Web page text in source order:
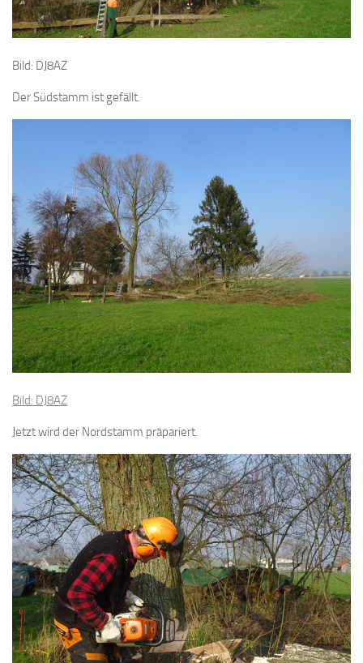
Bild: DJ8AZ
Der Südstamm ist gefällt.
Bild: DJ8AZ
Jetzt wird der Nordstamm präpariert.